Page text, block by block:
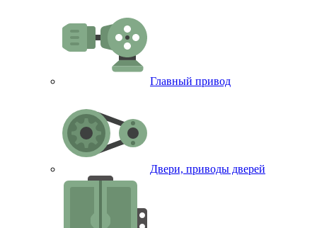
Главный привод
Двери, приводы дверей